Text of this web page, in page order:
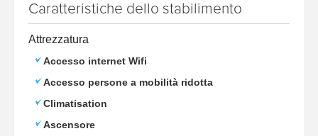
Caratteristiche dello stabilimento
Attrezzatura
Accesso internet Wifi
Accesso persone a mobilità ridotta
Climatisation
Ascensore